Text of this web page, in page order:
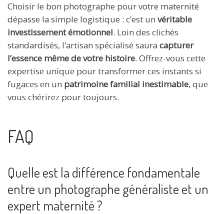
Choisir le bon photographe pour votre maternité
dépasse la simple logistique : c’est un véritable
investissement émotionnel. Loin des clichés
standardisés, l’artisan spécialisé saura capturer
l’essence même de votre histoire. Offrez-vous cette
expertise unique pour transformer ces instants si
fugaces en un patrimoine familial inestimable, que
vous chérirez pour toujours.
FAQ
Quelle est la différence fondamentale
entre un photographe généraliste et un
expert maternité ?